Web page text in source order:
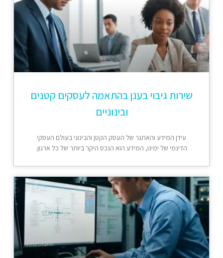
שירות גיבוי בענן בהתאמה לעסקים קטנים
ובינוניים
עידן המידע והאתגר של העסק הקטן והבינוני בעולם העסקי
הדינמי של ימינו, המידע הוא הנכס היקר ביותר של כל ארגון.